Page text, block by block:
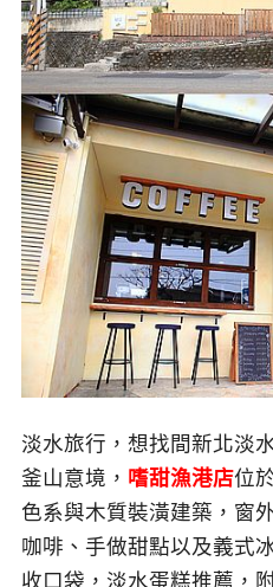
淡水旅行，想找間新北淡
釜山意境， 嗜甜漁港店位
色系與木質裝潢建築，窗
咖啡、手做甜點以及義式
收口袋，淡水蛋糕推薦，